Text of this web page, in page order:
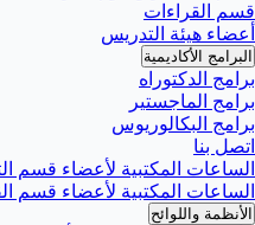
قسم القراءات
أعضاء هيئة التدريس
البرامج الأكاديمية
برامج الدكتوراه
برامج الماجستير
برامج البكالوريوس
اتصل بنا
الساعات المكتبية لأعضاء قسم
الساعات المكتبية لأعضاء قسم
الأنظمة واللوائح